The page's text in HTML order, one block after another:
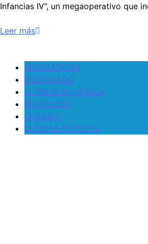
Infancias IV”, un megaoperativo que
Leer más
BERAZATEGUI
DESTACADO
FLORENCIO VARELA
POLICIALES
QUILMES
ULTIMAS NOTICIAS